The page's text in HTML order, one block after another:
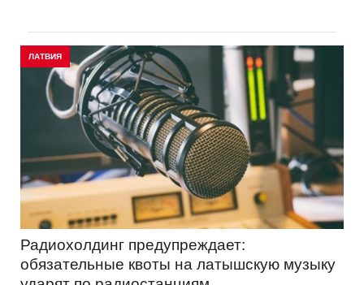
ЛАТВИЯ
Радиохолдинг предупреждает:
обязательные квоты на латышскую музыку